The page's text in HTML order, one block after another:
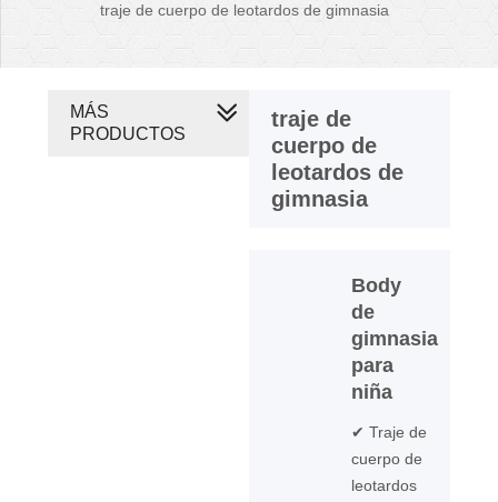
traje de cuerpo de leotardos de gimnasia
traje de
cuerpo de
leotardos de
gimnasia
Body
de
gimnasia
para
niña
✔ Traje de
cuerpo de
leotardos
MÁS
PRODUCTOS